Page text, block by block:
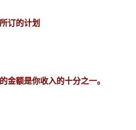
订的计划
金额是你收入的十分之一。